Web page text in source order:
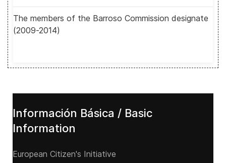
The members of the Barroso Commission designate
(2009-2014)
Información Básica / Basic
Information
European Citizen's Initiative